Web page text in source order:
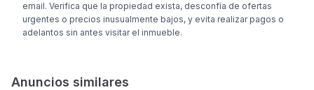
email. Verifica que la propiedad exista, desconfía de ofertas
urgentes o precios inusualmente bajos, y evita realizar pagos o
adelantos sin antes visitar el inmueble.
Anuncios similares